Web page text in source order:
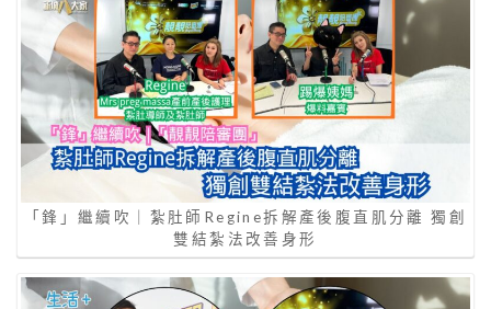
「鋒」繼續吹｜紮肚師Regine拆解產後腹直肌分離 獨創
雙結紮法改善身形